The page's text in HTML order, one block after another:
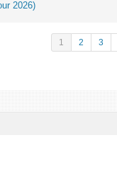
2026)
1 2 3